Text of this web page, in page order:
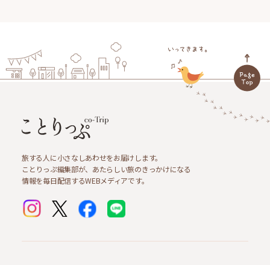
旅する人に小さなしあわせをお届けします。
ことりっぷ編集部が、あたらしい旅のきっかけになる
情報を毎日配信するWEBメディアです。